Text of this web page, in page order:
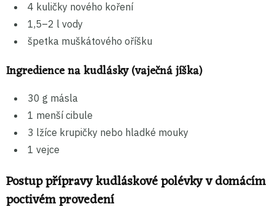
4 kuličky nového koření
1,5–2 l vody
špetka muškátového oříšku
Ingredience na kudlásky (vaječná jíška)
30 g másla
1 menší cibule
3 lžíce krupičky nebo hladké mouky
1 vejce
Postup přípravy kudláskové polévky v domácím
poctivém provedení